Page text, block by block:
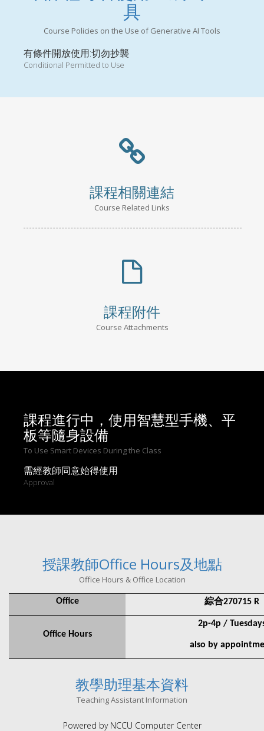
具
Course Policies on the Use of Generative AI Tools
有條件開放使用:切勿抄襲
Conditional Permitted to Use
課程相關連結
Course Related Links
課程附件
Course Attachments
課程進行中，使用智慧型手機、平
板等隨身設備
To Use Smart Devices During the Class
需經教師同意始得使用
Approval
授課教師Office Hours及地點
Office Hours & Office Location
Office 綜合270715 R
Office Hours
2p-4p /
also by
教學助理基本資料
Teaching Assistant Information
Powered by NCCU Computer Center